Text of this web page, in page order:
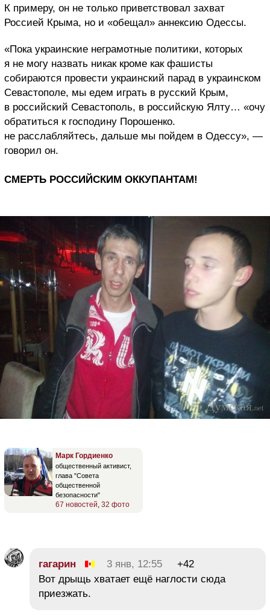
К примеру, он не только приветствовал захват
Россией Крыма, но и «обещал» аннексию Одессы.
«Пока украинские неграмотные политики, которых
я не могу назвать никак кроме как фашисты
собираются провести украинский парад в украинском
Севастополе, мы едем играть в русский Крым,
в российский Севастополь, в российскую Ялту… «очу
обратиться к господину Порошенко.
не расслабляйтесь, дальше мы пойдем в Одессу», —
говорил он.
СМЕРТЬ РОССИЙСКИМ ОККУПАНТАМ!
Марк Гордиенко
общественный активист,
глава "Совета
общественной
безопасности"
67 новостей 32 фото
гагарин 3 янв, 12:55
+42
Вот дрыщь хватает ещё наглости сюда
приезжать.